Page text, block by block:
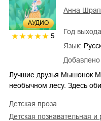
AУДИО
5
Добавлено
Анна
Год
Язык:
Лучшие друзья Мышонок
необычном лесу. Здесь
детская проза
детская познавательная